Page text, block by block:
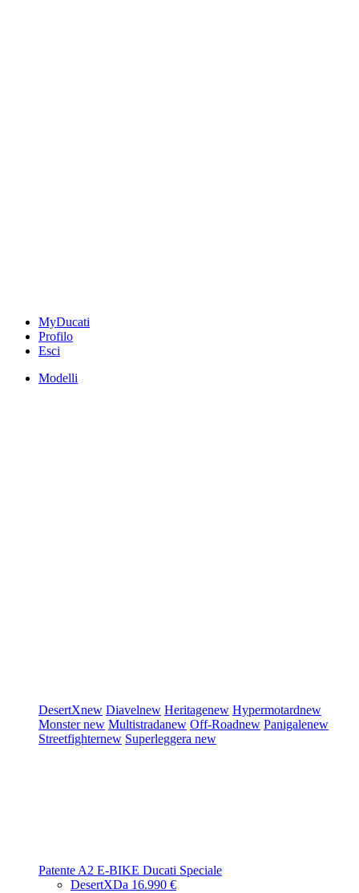
MyDucati
Profilo
Esci
Modelli
DesertXnew Diavelnew Heritagenew Hypermotardnew
Monsternew Multistradanew Off-Roadnew Panigalenew
Streetfighternew Superleggera new
Patente A2 E-BIKE Ducati Speciale
DesertXDa 16.990 €